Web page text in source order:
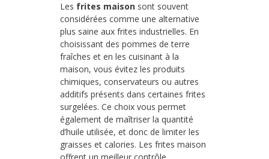
Les frites maison sont souvent
considérées comme une alternative
plus saine aux frites industrielles. En
choisissant des pommes de terre
fraîches et en les cuisinant à la
maison, vous évitez les produits
chimiques, conservateurs ou autres
additifs présents dans certaines frites
surgelées. Ce choix vous permet
également de maîtriser la quantité
d’huile utilisée, et donc de limiter les
graisses et calories. Les frites maison